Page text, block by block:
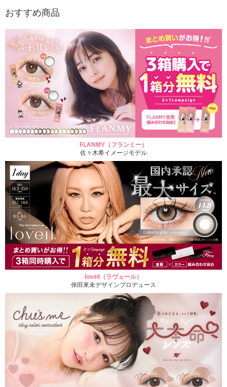
おすすめ商品
FLANMY（フランミー）
佐々木希イメージモデル
loveil（ラヴェール）
倖田來未デザインプロデュース